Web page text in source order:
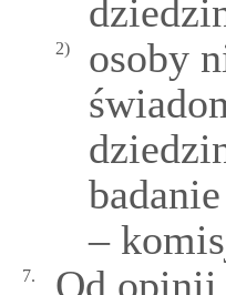
2)
osoby
–
7.
Od opinii